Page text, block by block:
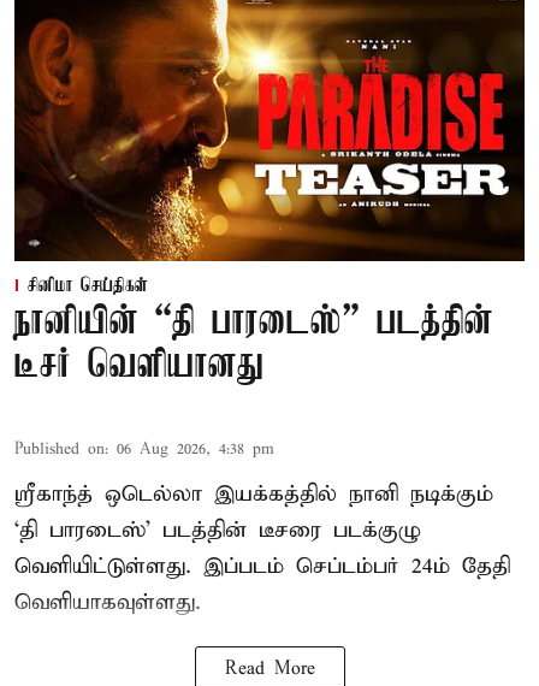
சினிமா செய்திகள்
நானியின் “தி பாரடைஸ்” படத்தின்
டீசர் வெளியானது
Published on: 06 Aug 2026, 4:38 pm
ஸ்ரீகாந்த் ஒடெல்லா இயக்கத்தில் நானி நடிக்கும்
‘தி பாரடைஸ்’ படத்தின் டீசரை படக்குழு
வெளியிட்டுள்ளது. இப்படம் செப்டம்பர் 24ம் தேதி
வெளியாகவுள்ளது.
Read More